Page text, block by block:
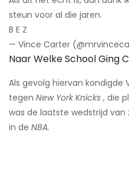
steun voor al die jaren.
B E Z
— Vince Carter
Naar Welke School Ging
Als gevolg hiervan kondigde
tegen New York Knicks , die
was de laatste wedstrijd van
in de NBA.